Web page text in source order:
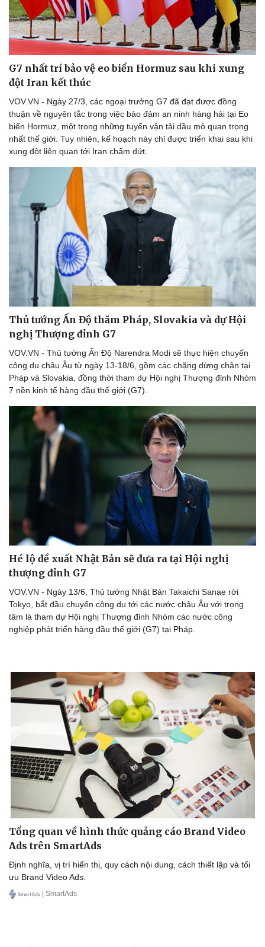
Doanh nghiệp
Thông tin doanh nghiệp
Doanh nghiệp 24h
Doanh nhân
Vì cộng đồng
Công nghệ
Sành điệu
Trải nghiệm
Chuyển đổi số
Sức khỏe
G7 nhất trí bảo vệ eo biển Hormuz sau khi xung
đột Iran kết thúc
VOV.VN - Ngày 27/3, các ngoại trưởng G7 đã đạt được đồng
thuận về nguyên tắc trong việc bảo đảm an ninh hàng hải tại Eo
biển Hormuz, một trong những tuyến vận tải dầu mỏ quan trọng
nhất thế giới. Tuy nhiên, kế hoạch này chỉ được triển khai sau khi
xung đột liên quan tới Iran chấm dứt.
Thủ tướng Ấn Độ thăm Pháp, Slovakia và dự Hội
nghị Thượng đỉnh G7
VOV.VN - Thủ tướng Ấn Độ Narendra Modi sẽ thực hiện chuyến
công du châu Âu từ ngày 13-18/6, gồm các chặng dừng chân tại
Pháp và Slovakia, đồng thời tham dự Hội nghị Thượng đỉnh Nhóm
7 nền kinh tế hàng đầu thế giới (G7).
Hé lộ đề xuất Nhật Bản sẽ đưa ra tại Hội nghị
thượng đỉnh G7
VOV.VN - Ngày 13/6, Thủ tướng Nhật Bản Takaichi Sanae rời
Tokyo, bắt đầu chuyến công du tới các nước châu Âu với trọng
tâm là tham dự Hội nghị Thượng đỉnh Nhóm các nước công
nghiệp phát triển hàng đầu thế giới (G7) tại Pháp.
Tổng quan về hình thức quảng cáo Brand Video
Ads trên SmartAds
Định nghĩa, vị trí hiển thị, quy cách nội dung, cách thiết lập và tối
ưu Brand Video Ads.
| SmartAds